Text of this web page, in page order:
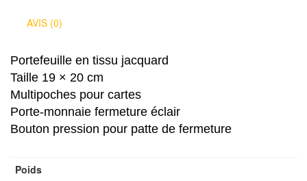
AVIS (0)
Portefeuille en tissu jacquard
Taille 19 × 20 cm
Multipoches pour cartes
Porte-monnaie fermeture éclair
Bouton pression pour patte de fermeture
Poids